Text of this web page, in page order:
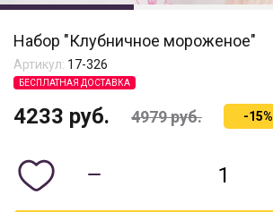
Набор "Клубничное мороженое"
Артикул: 17-326
БЕСПЛАТНАЯ ДОСТАВКА
4233 руб. 4979руб. -15%